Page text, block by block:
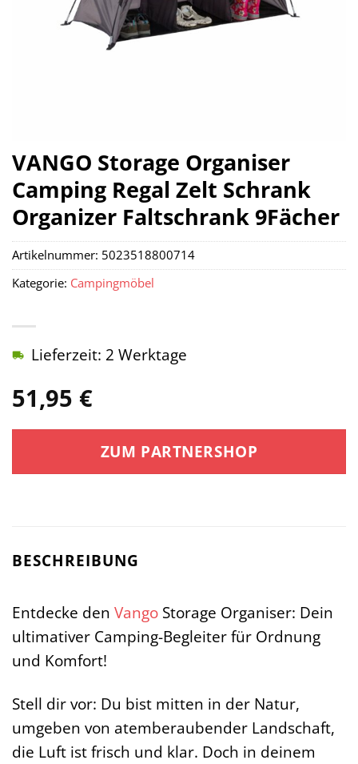
VANGO Storage Organiser
Camping Regal Zelt Schrank
Organizer Faltschrank 9Fächer
51,95 €
Lieferzeit: 2 Werktage
ZUM PARTNERSHOP
Artikelnummer: 5023518800714
Kategorie: Campingmöbel
BESCHREIBUNG
Entdecke den Vango Storage Organiser: Dein
ultimativer Camping-Begleiter für Ordnung
und Komfort!
Stell dir vor: Du bist mitten in der Natur,
umgeben von atemberaubender Landschaft,
die Luft ist frisch und klar. Doch in deinem